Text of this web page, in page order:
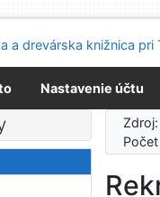
prístupnosti
Nastavenie účtu